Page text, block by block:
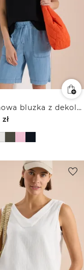
Muślinowa bluzka z dekoltem w szpic
zł